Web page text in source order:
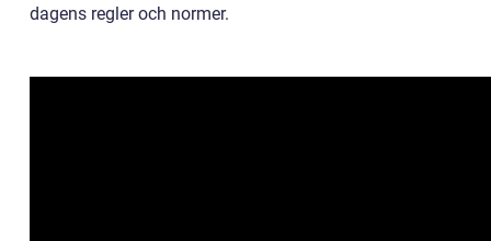
dagens regler och normer.